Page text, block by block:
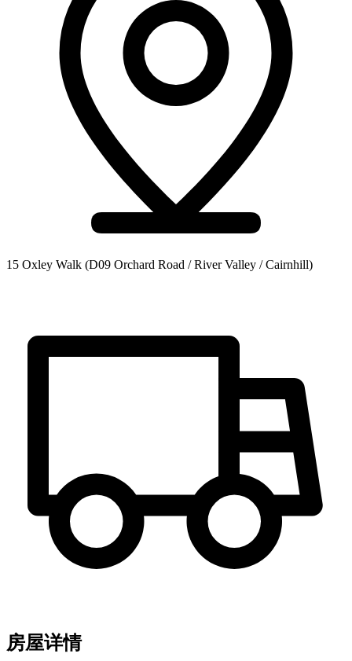
15 Oxley Walk (D09 Orchard Road / River Valley / Cairnhill)
房屋详情